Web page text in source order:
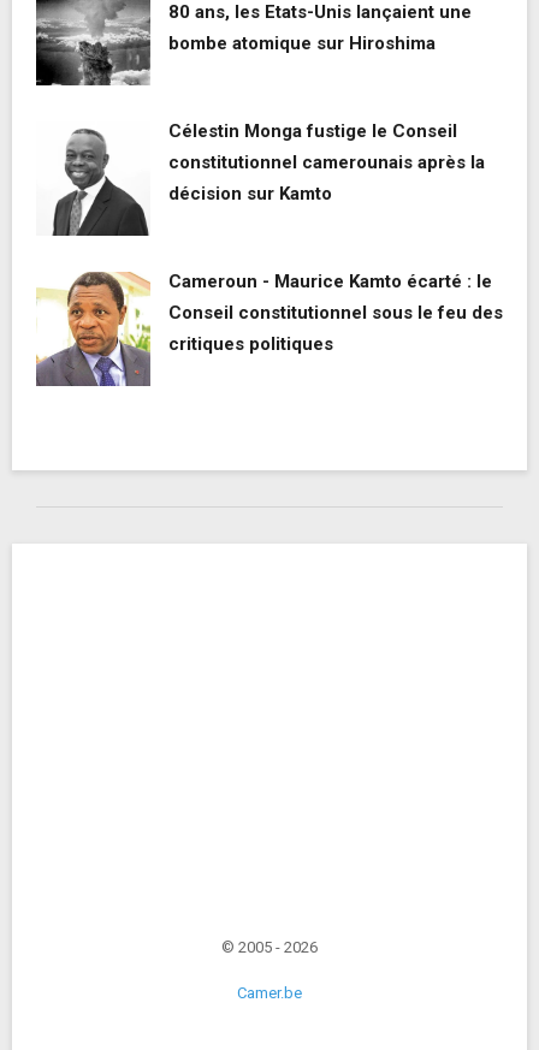
80 ans, les Etats-Unis lançaient une
bombe atomique sur Hiroshima
Célestin Monga fustige le Conseil
constitutionnel camerounais après la
décision sur Kamto
Cameroun - Maurice Kamto écarté : le
Conseil constitutionnel sous le feu des
critiques politiques
© 2005 - 2026
Camer.be